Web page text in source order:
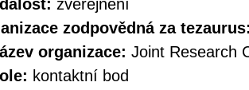
zveřejnění
zodpovědná za
organizace: Joint Research
kontaktní bod